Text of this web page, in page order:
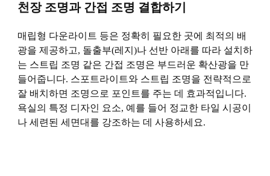
천장 조명과 간접 조명 결합하기
매립형 다운라이트 등은 정확히 필요한 곳에 최적의 배
광을 제공하고, 돌출부(레지)나 선반 아래를 따라 설치하
는 스트립 조명 같은 간접 조명은 부드러운 확산광을 만
들어줍니다. 스포트라이트와 스트립 조명을 전략적으로
잘 배치하면 조명으로 포인트를 주는 데 효과적입니다.
욕실의 특정 디자인 요소, 예를 들어 정교한 타일 시공이
나 세련된 세면대를 강조하는 데 사용하세요.